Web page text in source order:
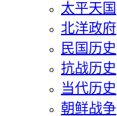
太平天国
北洋政府
民国历史
抗战历史
当代历史
朝鲜战争